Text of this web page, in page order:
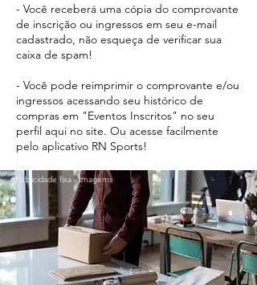
- Você receberá uma cópia do comprovante
de inscrição ou ingressos em seu e-mail
cadastrado, não esqueça de verificar sua
caixa de spam!
- Você pode reimprimir o comprovante e/ou
ingressos acessando seu histórico de
compras em "Eventos Inscritos" no seu
perfil aqui no site. Ou acesse facilmente
pelo aplicativo RN Sports!
Publicidade fixa - Imagems